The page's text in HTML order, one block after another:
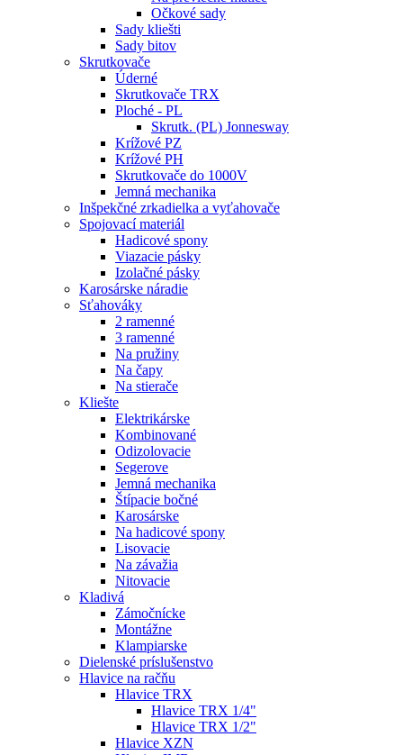
Očkové sady
Sady kliešti
Sady bitov
Skrutkovače
Úderné
Skrutkovače TRX
Ploché - PL
Skrutk. (PL) Jonnesway
Krížové PZ
Krížové PH
Skrutkovače do 1000V
Jemná mechanika
Inšpekčné zrkadielka a vyťahovače
Spojovací materiál
Hadicové spony
Viazacie pásky
Izolačné pásky
Karosárske náradie
Sťahováky
2 ramenné
3 ramenné
Na pružiny
Na čapy
Na stierače
Kliešte
Elektrikárske
Kombinované
Odizolovacie
Segerove
Jemná mechanika
Štípacie bočné
Karosárske
Na hadicové spony
Lisovacie
Na závažia
Nitovacie
Kladivá
Zámočnícke
Montážne
Klampiarske
Dielenské príslušenstvo
Hlavice na račňu
Hlavice TRX
Hlavice TRX 1/4"
Hlavice TRX 1/2"
Hlavice XZN